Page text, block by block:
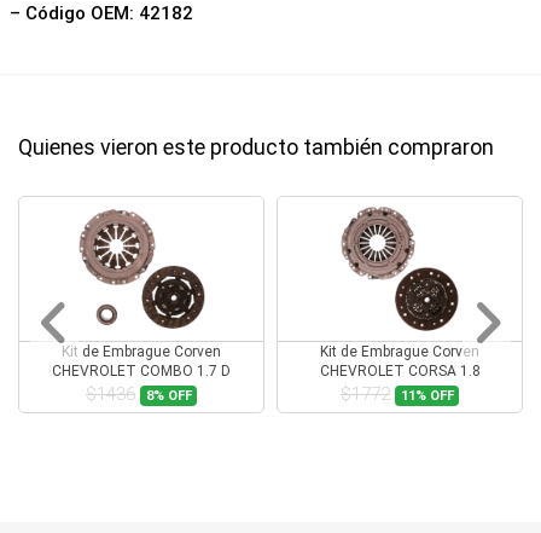
– Código OEM: 42182
Quienes vieron este producto también compraron
Kit de Embrague Corven
CHEVROLET COMBO 1.7 D
$1436 8% OFF
Kit de Embrague Corven
CHEVROLET CORSA 1.8
$1772 11% OFF